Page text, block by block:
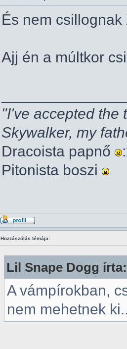
És nem csillognak
Ajj én a múltkor
"I've accepted the
Skywalker, my
Dracoista papnő
Pitonista boszi
Hozzászólás témája:
Lil Snape Dogg írta:
A vámpírokban,
nem mehetnek